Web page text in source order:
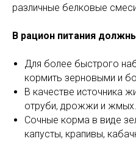
различные белковые
В рацион питания
Для более быстрого
кормить зерновыми и
В качестве источника
отруби, дрожжи и жмых.
Сочные корма в виде
капусты, крапивы,